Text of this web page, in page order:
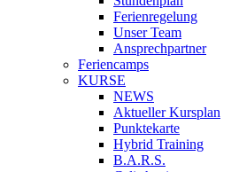
Ferienregelung
Unser Team
Ansprechpartner
Feriencamps
KURSE
NEWS
Aktueller Kursplan
Punktekarte
Hybrid Training
B.A.R.S.